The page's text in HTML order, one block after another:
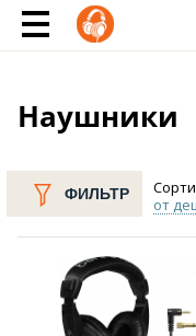
Телефон
Наушники
ФИЛЬТР
от